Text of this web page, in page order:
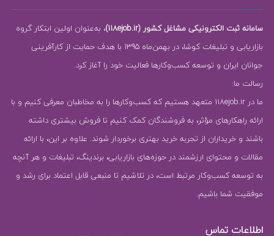
سامانه ثبت الکترونیکی مشاغل کشور (118ejob.ir)
، به‌عنوان اولین ابتکار گروه
بازاریابی و تبلیغات کوشا، در بهمن‌ماه 1395 با هدف حمایت از کارآفرینی
جوانان ایران و توسعه کسب‌وکارها فعالیت خود را آغاز کرد.
رسالت ما:
ما در 118ejob.ir متعهد هستیم که کسب‌وکارها را به مخاطبان معرفی کنیم و با
ارائه راهکارهای مؤثر، به فروشندگان کمک کنیم تا فروش بیشتری داشته
باشند و خریداران از تجربه خرید بهتری برخوردار شوند. علاوه بر این، با ارائه
مقالات و محتوای ارزشمند در حوزه‌های بازاریابی، برندینگ، تبلیغات و هر آنچه
به توسعه کسب‌وکار مرتبط است، در تلاشیم تا منبعی قابل اعتماد برای رشد و
موفقیت شما باشیم.
اطلاعات تماس